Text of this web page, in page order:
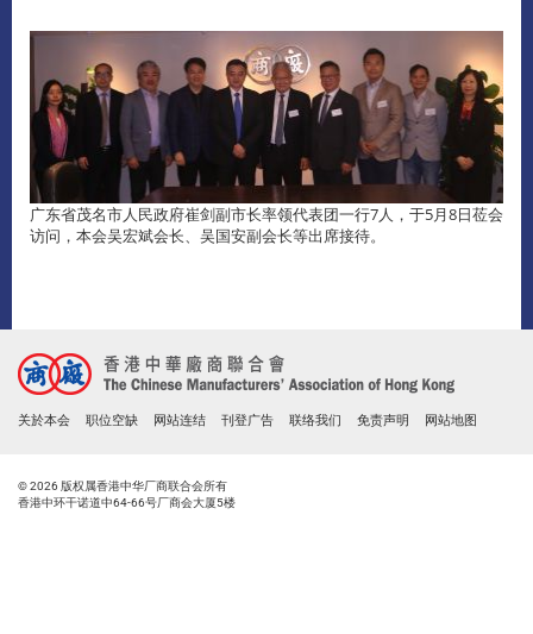
广东省茂名市人民政府崔剑副市长率领代表团一行7人，于5月8日莅会
访问，本会吴宏斌会长、吴国安副会长等出席接待。
关於本会 职位空缺 网站连结 刊登广告 联络我们 免责声明 网站地图
© 2026 版权属香港中华厂商联合会所有
香港中环干诺道中64-66号厂商会大厦5楼